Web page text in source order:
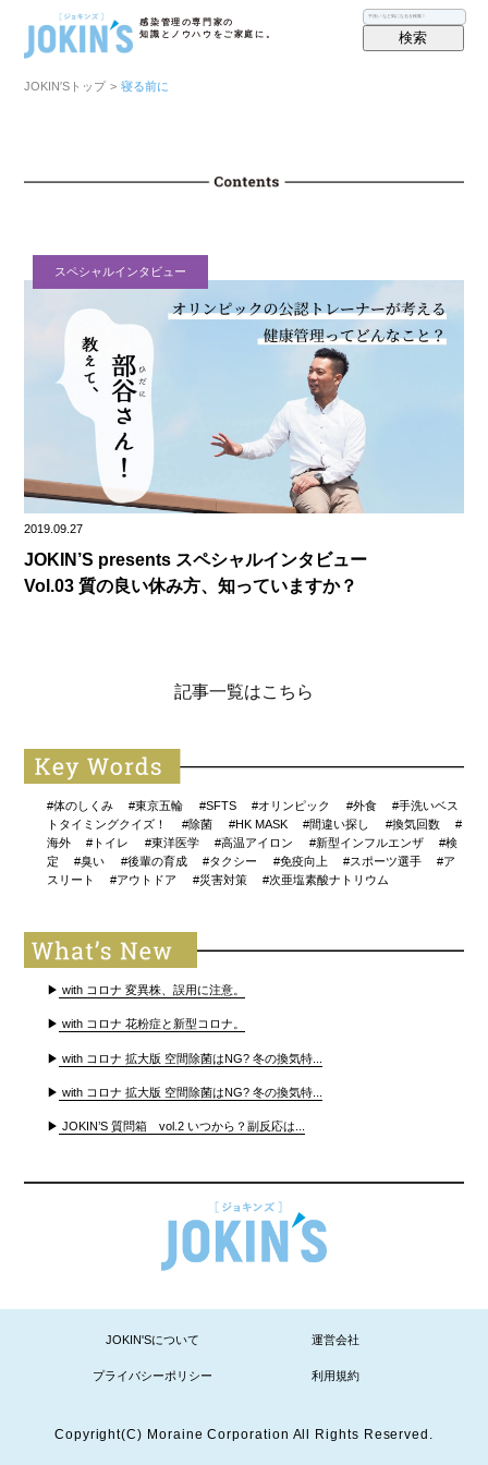
感染管理の専門家の
知識とノウハウをご家庭に。
検索
JOKIN′Sトップ > 寝る前に
スペシャルインタビュー
2019.09.27
JOKIN’S presents スペシャルインタビュー
Vol.03 質の良い休み方、知っていますか？
記事一覧はこちら
#体のしくみ #東京五輪 #SFTS #オリンピック #外食
#手洗いベス
トタイミングクイズ！
#除菌 #HK MASK #間違い探し #換気回数
#
海外
#トイレ #東洋医学 #高温アイロン #新型インフルエンザ
#検
定
#臭い #後輩の育成 #タクシー #免疫向上 #スポーツ選手
#ア
スリート
#アウトドア #災害対策 #次亜塩素酸ナトリウム
▶ with コロナ 変異株、誤用に注意。
▶ with コロナ 花粉症と新型コロナ。
▶ with コロナ 拡大版 空間除菌はNG? 冬の換気特...
▶ with コロナ 拡大版 空間除菌はNG? 冬の換気特...
▶ JOKIN’S 質問箱 vol.2 いつから？副反応は...
JOKIN'Sについて 運営会社
プライバシーポリシー 利用規約
Copyright(C) Moraine Corporation All Rights Reserved.